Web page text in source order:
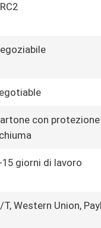
con
15 giorni di lavoro
T, Western Union,